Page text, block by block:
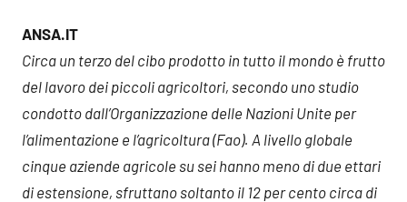
ANSA.IT
Circa un terzo del cibo prodotto in tutto il mondo è frutto
del lavoro dei piccoli agricoltori, secondo uno studio
condotto dall’Organizzazione delle Nazioni Unite per
l’alimentazione e l’agricoltura (Fao). A livello globale
cinque aziende agricole su sei hanno meno di due ettari
di estensione, sfruttano soltanto il 12 per cento circa di